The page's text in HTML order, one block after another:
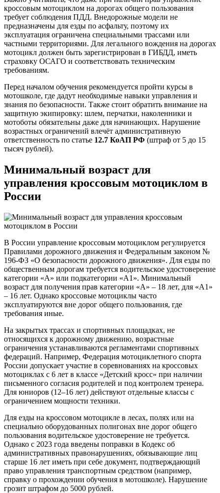
кроссовым мотоциклом на дорогах общего пользования
требует соблюдения ПДД. Внедорожные модели не
предназначены для езды по асфальту, поэтому их
эксплуатация ограничена специальными трассами или
частными территориями. Для легального вождения на дорогах
мотоцикл должен быть зарегистрирован в ГИБДД, иметь
страховку ОСАГО и соответствовать техническим
требованиям.
Перед началом обучения рекомендуется пройти курсы в
мотошколе, где дадут необходимые навыки управления и
знания по безопасности. Также стоит обратить внимание на
защитную экипировку: шлем, перчатки, наколенники и
мотоботы обязательны даже для начинающих. Нарушение
возрастных ограничений влечёт административную
ответственность по статье 12.7 КоАП РФ (штраф от 5 до 15
тысяч рублей).
Минимальный возраст для
управления кроссовым мотоциклом в
России
В России управление кроссовым мотоциклом регулируется
Правилами дорожного движения и Федеральным законом №
196-ФЗ «О безопасности дорожного движения». Для езды по
общественным дорогам требуется водительское удостоверение
категории «A» или подкатегории «A1». Минимальный
возраст для получения прав категории «A» – 18 лет, для «A1»
– 16 лет. Однако кроссовые мотоциклы часто
эксплуатируются вне дорог общего пользования, где
требования иные.
На закрытых трассах и спортивных площадках, не
относящихся к дорожному движению, возрастные
ограничения устанавливаются регламентами спортивных
федераций. Например, Федерация мотоциклетного спорта
России допускает участие в соревнованиях на кроссовых
мотоциклах с 6 лет в классе «Детский кросс» при наличии
письменного согласия родителей и под контролем тренера.
Для юниоров (12–16 лет) действуют отдельные классы с
ограничением мощности техники.
Для езды на кроссовом мотоцикле в лесах, полях или на
специально оборудованных полигонах вне дорог общего
пользования водительское удостоверение не требуется.
Однако с 2023 года введены поправки в Кодекс об
административных правонарушениях, обязывающие лиц
старше 16 лет иметь при себе документ, подтверждающий
право управления транспортным средством (например,
справку о прохождении обучения в мотошколе). Нарушение
грозит штрафом до 5000 рублей.